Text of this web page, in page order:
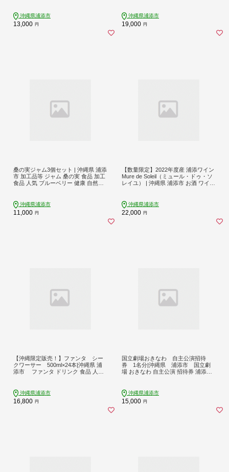
沖縄県浦添市
13,000 円
工房 トミちゃん
沖縄県浦添市
19,000 円
桑の実ジャム3個セット | 沖縄県 浦添
市 加工品等 ジャム 桑の実 食品 加工
食品 人気 ブルーベリー 健康 自然素
沖縄県浦添市
11,000 円
【数量限定】2022年度産 浦添ワイン
Mure de Soleil（ミュール・ドゥ・ソ
レイユ） | 沖縄県 浦添市 お酒 ワイン
ー プレゼント
沖縄県浦添市
22,000 円
【沖縄限定販売！】ファンタ シー
クワーサー 500ml×24本|沖縄県 浦
添市 ファンタ ドリンク 食品 人気
沖縄県浦添市
16,800 円
国立劇場おきなわ 自主公演招待
券 1名分|沖縄県 浦添市 国立劇
場 おきなわ 自主公演 招待券 浦添市
沖縄県浦添市
15,000 円